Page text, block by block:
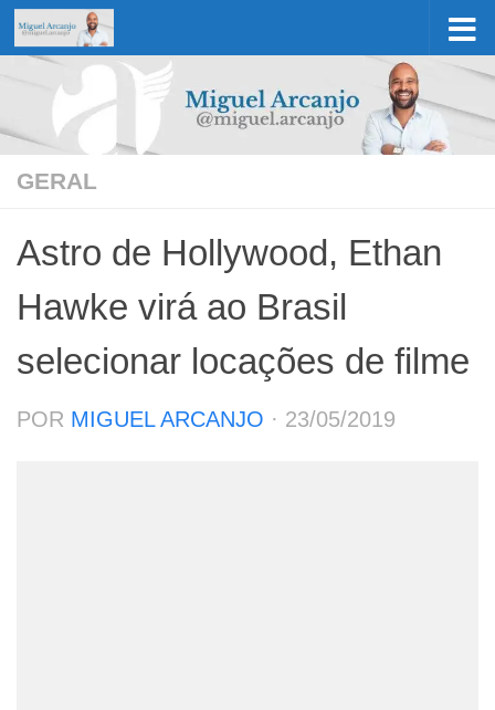
Skip to content
GERAL
Astro de Hollywood, Ethan
Hawke virá ao Brasil
selecionar locações de filme
POR MIGUEL ARCANJO · 23/05/2019